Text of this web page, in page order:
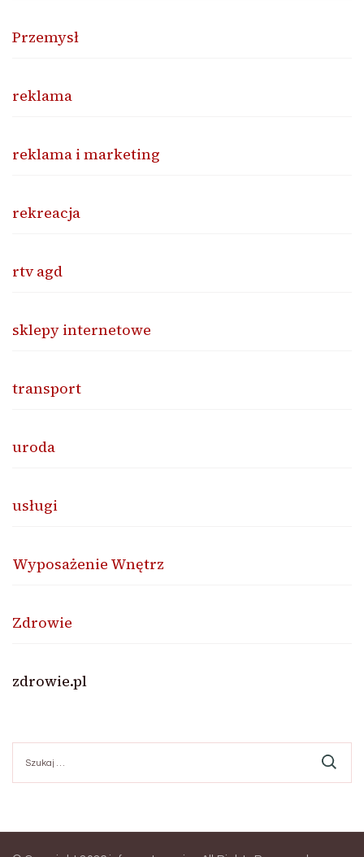
Przemysł
reklama
reklama i marketing
rekreacja
rtv agd
sklepy internetowe
transport
uroda
usługi
Wyposażenie Wnętrz
Zdrowie
zdrowie.pl